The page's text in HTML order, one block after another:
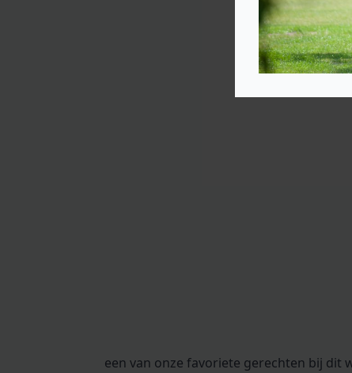
een van onze favoriete gerechten bij dit